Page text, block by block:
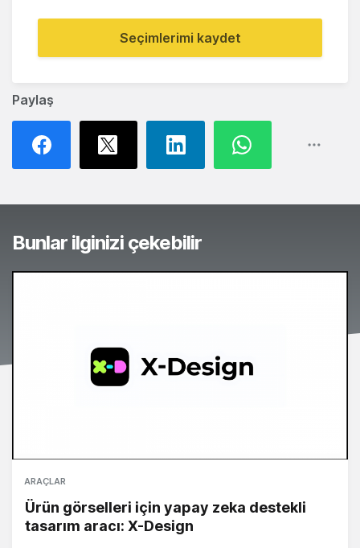
Paylaş
Seçimlerimi kaydet
Bunlar ilginizi çekebilir
ARAÇLAR
Ürün görselleri için yapay zeka destekli
tasarım aracı: X-Design